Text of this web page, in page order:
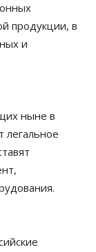
продукции, в
и
ныне в
легальное